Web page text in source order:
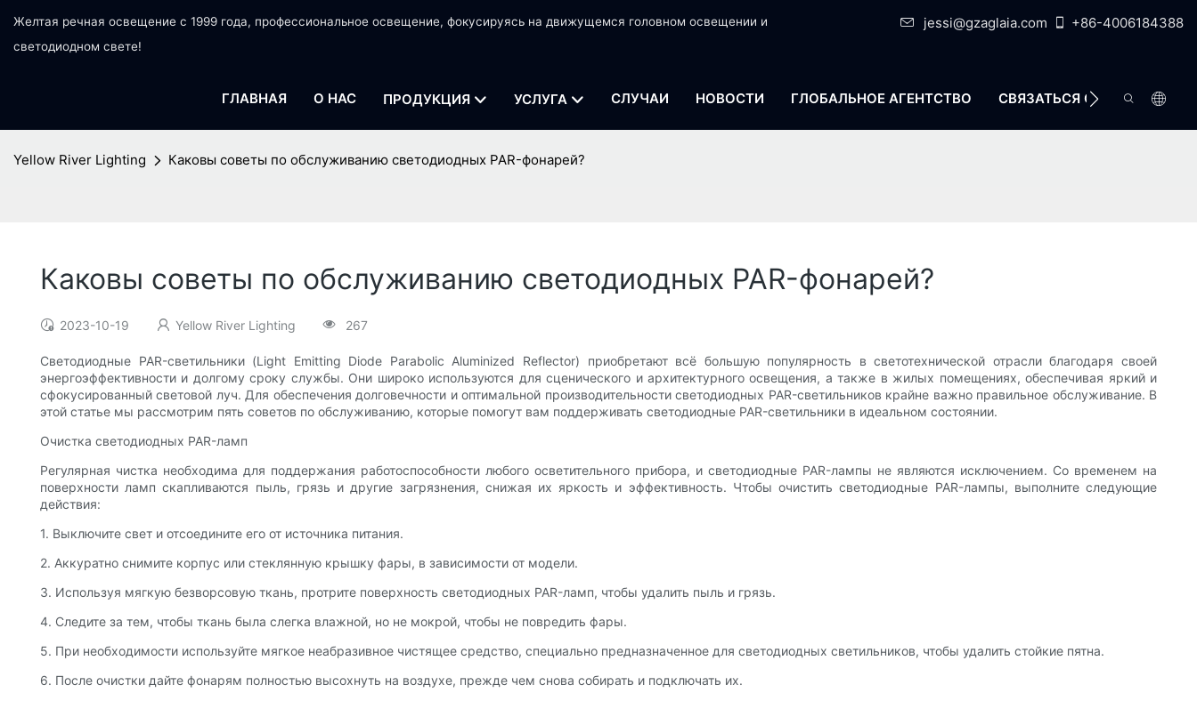
Желтая речная освещение с 1999 года, профессиональное освещение, фокусируясь на движущемся головном освещении и
светодиодном свете!
jessi@gzaglaia.com +86-4006184388
ГЛАВНАЯ О НАС ПРОДУКЦИЯ УСЛУГА СЛУЧАИ НОВОСТИ ГЛОБАЛЬНОЕ АГЕНТСТВО СВЯЗАТЬСЯ С НАМИ
Yellow River Lighting Каковы советы по обслуживанию светодиодных PAR-фонарей?
Каковы советы по обслуживанию светодиодных PAR-фонарей?
2023-10-19 Yellow River Lighting 267
Светодиодные PAR-светильники (Light Emitting Diode Parabolic Aluminized Reflector) приобретают всё большую популярность в светотехнической отрасли благодаря своей
энергоэффективности и долгому сроку службы. Они широко используются для сценического и архитектурного освещения, а также в жилых помещениях, обеспечивая яркий и
сфокусированный световой луч. Для обеспечения долговечности и оптимальной производительности светодиодных PAR-светильников крайне важно правильное обслуживание. В
этой статье мы рассмотрим пять советов по обслуживанию, которые помогут вам поддерживать светодиодные PAR-светильники в идеальном состоянии.
Очистка светодиодных PAR-ламп
Регулярная чистка необходима для поддержания работоспособности любого осветительного прибора, и светодиодные PAR-лампы не являются исключением. Со временем на
поверхности ламп скапливаются пыль, грязь и другие загрязнения, снижая их яркость и эффективность. Чтобы очистить светодиодные PAR-лампы, выполните следующие
действия:
1. Выключите свет и отсоедините его от источника питания.
2. Аккуратно снимите корпус или стеклянную крышку фары, в зависимости от модели.
3. Используя мягкую безворсовую ткань, протрите поверхность светодиодных PAR-ламп, чтобы удалить пыль и грязь.
4. Следите за тем, чтобы ткань была слегка влажной, но не мокрой, чтобы не повредить фары.
5. При необходимости используйте мягкое неабразивное чистящее средство, специально предназначенное для светодиодных светильников, чтобы удалить стойкие пятна.
6. После очистки дайте фонарям полностью высохнуть на воздухе, прежде чем снова собирать и подключать их.